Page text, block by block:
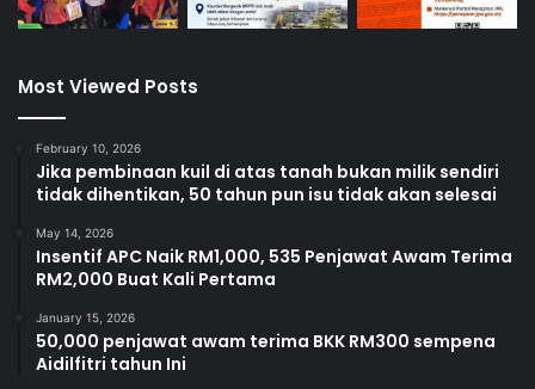
Most Viewed Posts
February 10, 2026
Jika pembinaan kuil di atas tanah bukan milik sendiri
tidak dihentikan, 50 tahun pun isu tidak akan selesai
May 14, 2026
Insentif APC Naik RM1,000, 535 Penjawat Awam Terima
RM2,000 Buat Kali Pertama
January 15, 2026
50,000 penjawat awam terima BKK RM300 sempena
Aidilfitri tahun Ini